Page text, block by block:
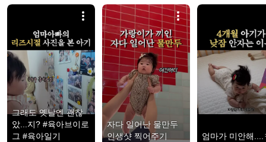
그래도 옛날엔 괜찮
았...지? #육아브이로
그 #육아일기
자다 일어난 물만두
인생샷 찍어주기
엄마가 미안해....